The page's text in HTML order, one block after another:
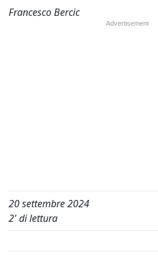
Francesco Bercic
20 settembre 2024
2' di lettura